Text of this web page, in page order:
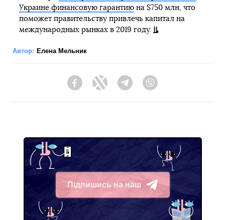
Украине финансовую гарантиюна $750 млн, что
поможет правительству привлечь капитал на
международных рынках в 2019 году.
Автор: Елена Мельник
FacebookTwitter Telegram
Підпишись на наш
Telegram